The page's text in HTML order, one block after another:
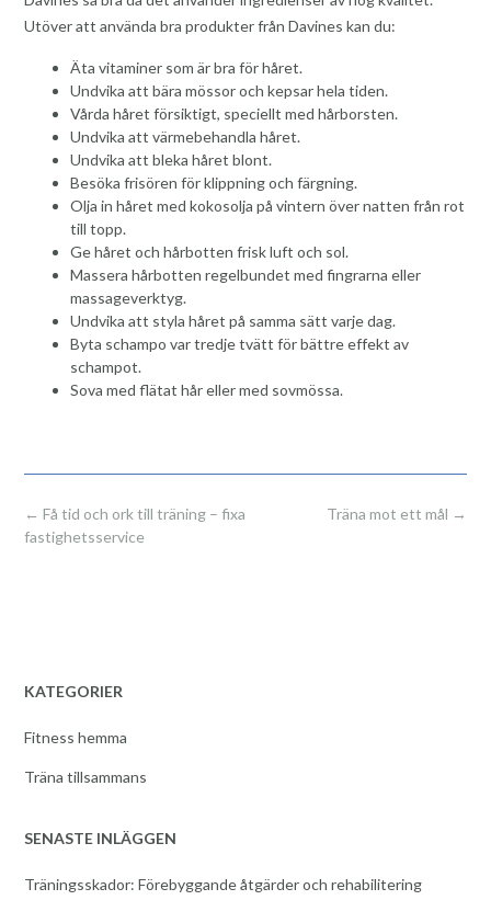
Utöver att använda bra produkter från Davines kan du:
Äta vitaminer som är bra för håret.
Undvika att bära mössor och kepsar hela tiden.
Vårda håret försiktigt, speciellt med hårborsten.
Undvika att värmebehandla håret.
Undvika att bleka håret blont.
Besöka frisören för klippning och färgning.
Olja in håret med kokosolja på vintern över natten från rot
till topp.
Ge håret och hårbotten frisk luft och sol.
Massera hårbotten regelbundet med fingrarna eller
massageverktyg.
Undvika att styla håret på samma sätt varje dag.
Byta schampo var tredje tvätt för bättre effekt av
schampot.
Sova med flätat hår eller med sovmössa.
Post
navigation
Träna mot ett mål →
← Få tid och ork till träning – fixa
fastighetsservice
KATEGORIER
Fitness hemma
Träna tillsammans
SENASTE INLÄGGEN
Träningsskador: Förebyggande åtgärder och rehabilitering